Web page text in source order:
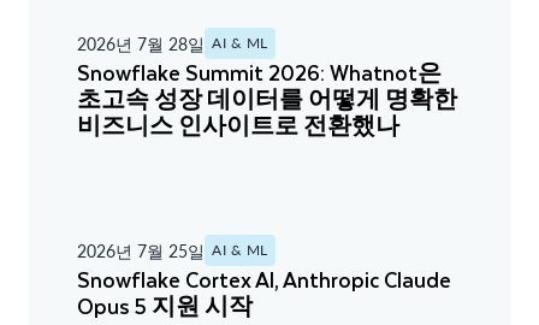
2026년 7월 28일 AI & ML
Snowflake Summit 2026: Whatnot은
초고속 성장 데이터를 어떻게 명확한
비즈니스 인사이트로 전환했나
2026년 7월 25일 AI & ML
Snowflake Cortex AI, Anthropic Claude
Opus 5 지원 시작